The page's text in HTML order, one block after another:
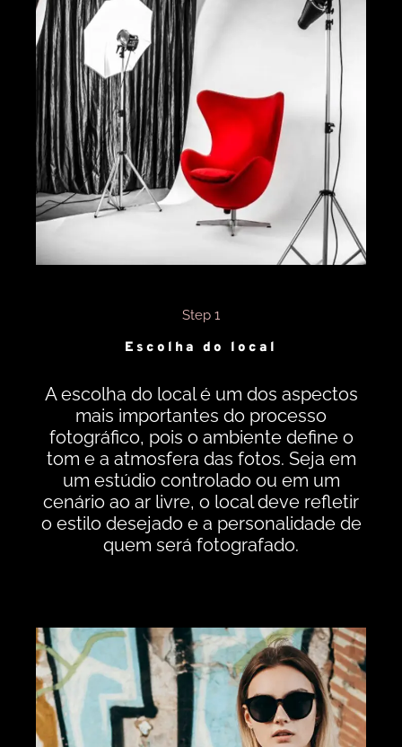
Step 1
Escolha do local
A escolha do local é um dos aspectos
mais importantes do processo
fotográfico, pois o ambiente define o
tom e a atmosfera das fotos. Seja em
um estúdio controlado ou em um
cenário ao ar livre, o local deve refletir
o estilo desejado e a personalidade de
quem será fotografado.